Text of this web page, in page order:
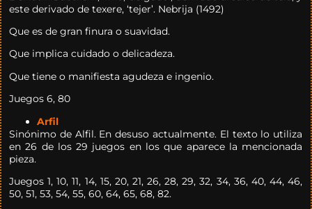
este derivado de texere, ‘tejer’. Nebrija (1492)
Que es de gran finura o suavidad.
Que implica cuidado o delicadeza.
Que tiene o manifiesta agudeza e ingenio.
Juegos 6, 80
Arfil
Sinónimo de Alfil. En desuso actualmente. El texto lo utiliza
en 26 de los 29 juegos en los que aparece la mencionada
pieza.
Juegos 1, 10, 11, 14, 15, 20, 21, 26, 28, 29, 32, 34, 36, 40, 44, 46,
50, 51, 53, 54, 55, 60, 64, 65, 68, 82.